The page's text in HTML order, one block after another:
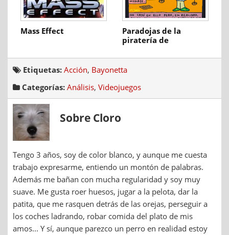
Mass Effect
Paradojas de la
piratería de
Etiquetas: Acción, Bayonetta
Categorías: Análisis, Videojuegos
Sobre Cloro
Tengo 3 años, soy de color blanco, y aunque me cuesta
trabajo expresarme, entiendo un montón de palabras.
Además me bañan con mucha regularidad y soy muy
suave. Me gusta roer huesos, jugar a la pelota, dar la
patita, que me rasquen detrás de las orejas, perseguir a
los coches ladrando, robar comida del plato de mis
amos... Y sí, aunque parezco un perro en realidad estoy